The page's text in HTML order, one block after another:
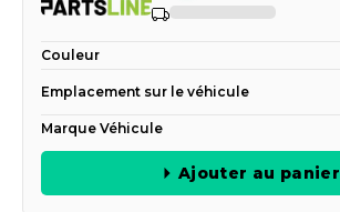
Indisponible
Couleur
Emplacement sur le véhicule
Marque Véhicule
Ajouter au panier